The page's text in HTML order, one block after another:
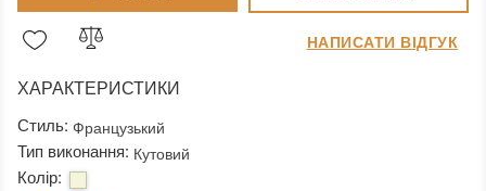
ХАРАКТЕРИСТИКИ
Стиль: Французький
Тип виконання: Кутовий
Колір:
НАПИСАТИ ВІДГУК